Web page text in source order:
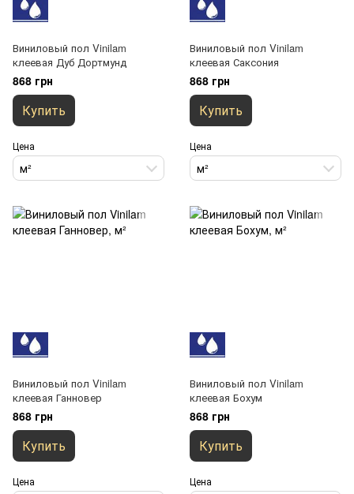
Виниловый пол Vinilam
клеевая Дуб Дортмунд
868 грн
Купить
Цена
м²
Виниловый пол Vinilam
клеевая Саксония
868 грн
Купить
Цена
м²
Виниловый пол Vinilam
клеевая Ганновер
868 грн
Купить
Цена
Виниловый пол Vinilam
клеевая Бохум
868 грн
Купить
Цена